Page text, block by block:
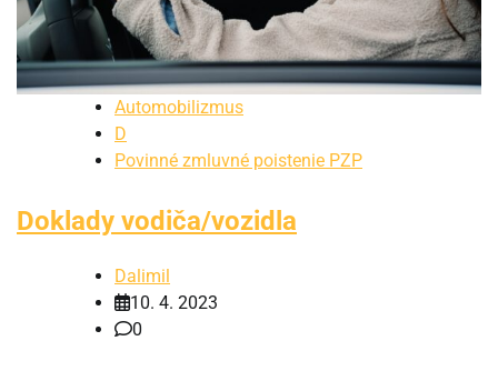
Automobilizmus
D
Povinné zmluvné poistenie PZP
Doklady vodiča/vozidla
Dalimil
10. 4. 2023
0